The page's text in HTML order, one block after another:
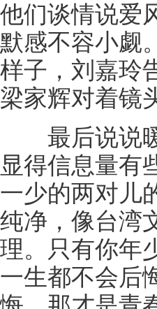
他们谈情说爱
默感不容小觑
样子，刘嘉玲
梁家辉对着镜
最后说说暖
显得信息量有
一少的两对儿
纯净，像台湾
理。只有你年
一生都不会后